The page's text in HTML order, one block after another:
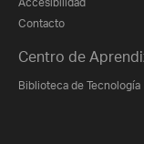
Contacto
Centro de
Biblioteca de Tecnología